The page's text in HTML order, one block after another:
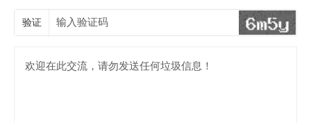
验证